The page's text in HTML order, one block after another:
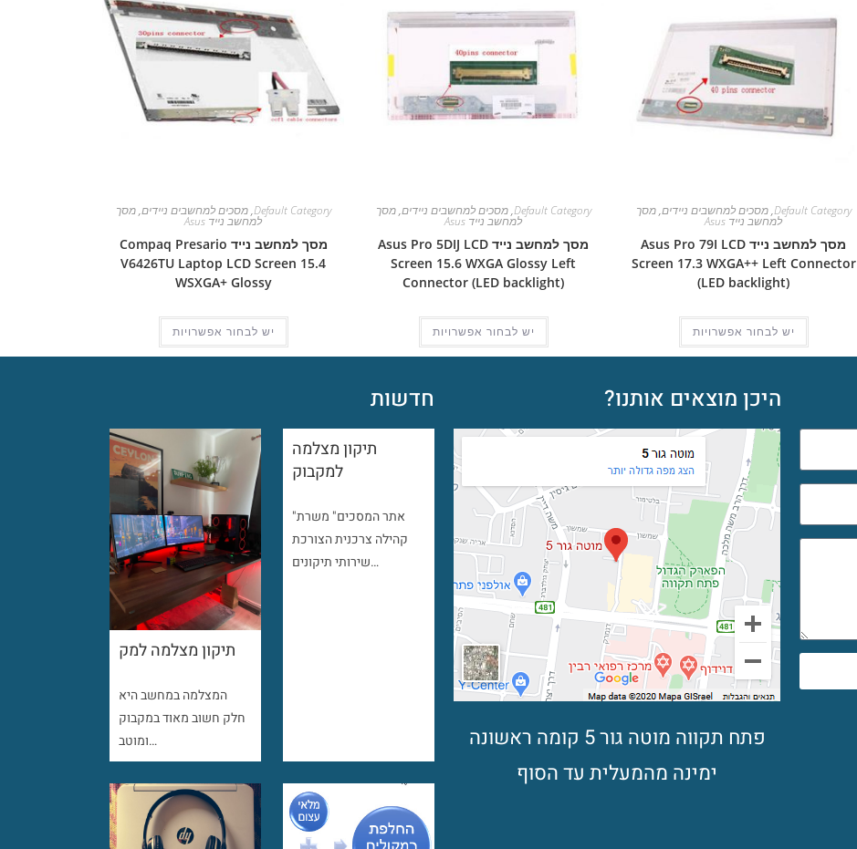
Default Category
,מסכים למחשבים ניידים,מסך
למחשב נייד Asus
מסך למחשב נייד Asus Pro 79I LCD
Screen 17.3 WXGA++ Left Connector
(LED backlight)
יש לבחור אפשרויות
Default Category
,מסכים למחשבים ניידים,מסך
למחשב נייד Asus
מסך למחשב נייד Asus Pro 5DIJ LCD
Screen 15.6 WXGA Glossy Left
Connector (LED backlight)
יש לבחור אפשרויות
Default Category
,מסכים למחשבים ניידים,מסך
למחשב נייד Asus
מסך למחשב נייד Compaq Presario
V6426TU Laptop LCD Screen 15.4
WSXGA+ Glossy
יש לבחור אפשרויות
היכן מוצאים אותנו?
פתח תקווה מוטה גור 5 קומה ראשונה
ימינה מהמעלית עד הסוף
חדשות
תיקון מצלמה למק
המצלמה במחשב היא
חלק חשוב מאוד במקבוק
ומוטב…
תיקון מצלמה
למקבוק
"אתר המסכים" משרת
קהילה צרכנית הצורכת
שירותי תיקונים…